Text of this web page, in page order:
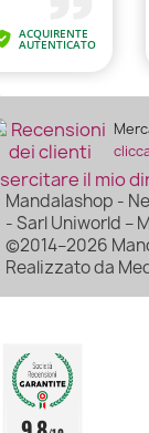
il mio
Mandalashop -
- Sarl Uniworld –
©2014–2026
Realizzato da